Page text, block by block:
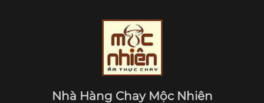
Nhà Hàng Chay Mộc Nhiên